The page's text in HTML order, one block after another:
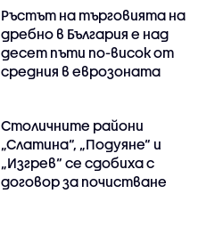
Ръстът на търговията на
дребно в България е над
десет пъти по-висок от
средния в еврозоната
Столичните райони
„Слатина“, „Подуяне“ и
„Изгрев“ се сдобиха с
договор за почистване